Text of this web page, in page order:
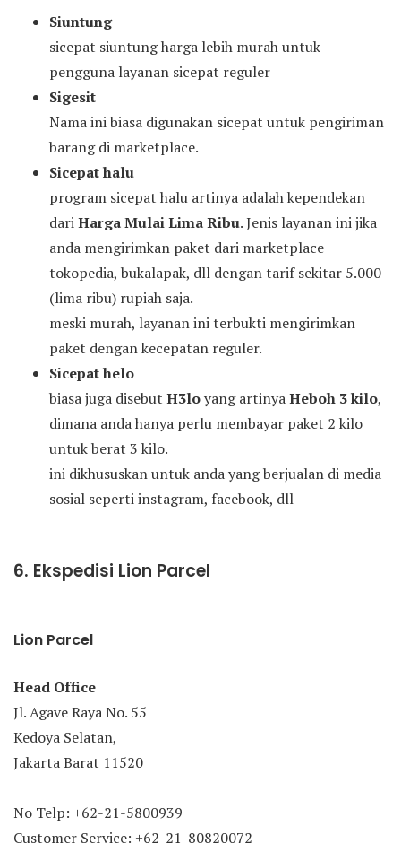
Siuntung
sicepat siuntung harga lebih murah untuk
pengguna layanan sicepat reguler
Sigesit
Nama ini biasa digunakan sicepat untuk pengiriman
barang di marketplace.
Sicepat halu
program sicepat halu artinya adalah kependekan
dariHarga Mulai Lima Ribu. Jenis layanan ini jika
anda mengirimkan paket dari marketplace
tokopedia, bukalapak, dll dengan tarif sekitar 5.000
(lima ribu) rupiah saja.
meski murah, layanan ini terbukti mengirimkan
paket dengan kecepatan reguler.
Sicepat helo
biasa juga disebut H3loyang artinyaHeboh 3 kilo,
dimana anda hanya perlu membayar paket 2 kilo
untuk berat 3 kilo.
ini dikhususkan untuk anda yang berjualan di media
sosial seperti instagram, facebook, dll
6. Ekspedisi Lion Parcel
Lion Parcel
Head Office
Jl. Agave Raya No. 55
Kedoya Selatan,
Jakarta Barat 11520
No Telp: +62-21-5800939
Customer Service: +62-21-80820072